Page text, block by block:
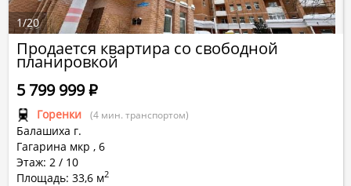
Продается квартира со свободной
планировкой
Горенки (4 мин. транспортом)
Балашиха г.
Гагарина мкр , 6
Этаж: 2 / 10
Площадь: 33,6 м2
5 799 999Р
1/20